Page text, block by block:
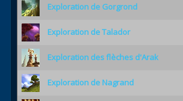
Exploration de Gorgrond
Exploration de Talador
Exploration des flèches d'Arak
Exploration de Nagrand